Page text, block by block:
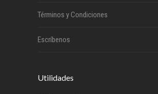
Términos y Condiciones
Escríbenos
Utilidades